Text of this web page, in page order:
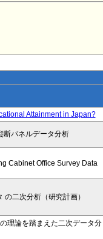
Attainment in Japan?
断パネルデータ分析
Cabinet Office Survey Data
二次分析（研究計画）
理論を踏まえた二次データ分